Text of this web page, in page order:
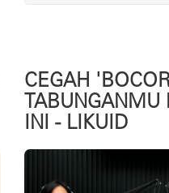
CEGAH
TABUNGANMU
INI - LIKUID